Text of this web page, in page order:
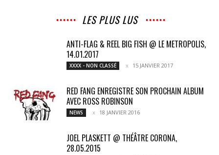
LES PLUS LUS
ANTI-FLAG & REEL BIG FISH @ LE METROPOLIS,
14.01.2017
XXXX - NON CLASSÉ 15 JANVIER 2017
RED FANG ENREGISTRE SON PROCHAIN ALBUM
AVEC ROSS ROBINSON
NEWS 18 JANVIER 2016
JOEL PLASKETT @ THÉÂTRE CORONA,
28.05.2015